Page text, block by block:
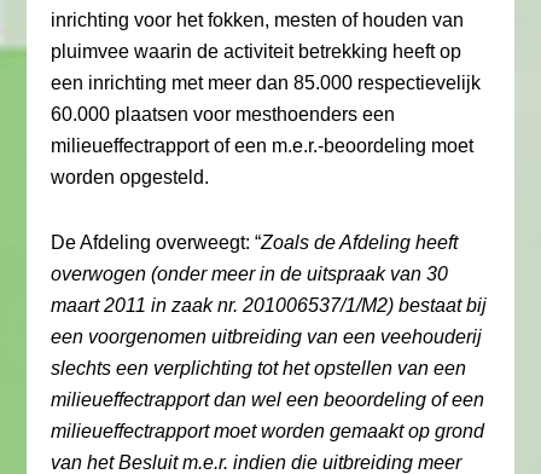
inrichting voor het fokken, mesten of houden van
pluimvee waarin de activiteit betrekking heeft op
een inrichting met meer dan 85.000 respectievelijk
60.000 plaatsen voor mesthoenders een
milieueffectrapport of een m.e.r.-beoordeling moet
worden opgesteld.
De Afdeling overweegt: “Zoals de Afdeling heeft
overwogen (onder meer in de uitspraak van 30
maart 2011 in zaak nr. 201006537/1/M2) bestaat bij
een voorgenomen uitbreiding van een veehouderij
slechts een verplichting tot het opstellen van een
milieueffectrapport dan wel een beoordeling of een
milieueffectrapport moet worden gemaakt op grond
van het Besluit m.e.r. indien die uitbreiding meer